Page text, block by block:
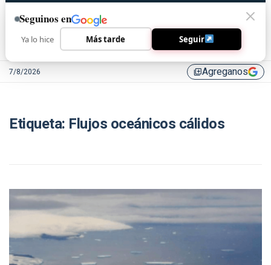
7/8/2026 library_addAgreganos
Etiqueta: Flujos oceánicos cálidos
Seguinos en
Ya lo hice Más tarde Seguir